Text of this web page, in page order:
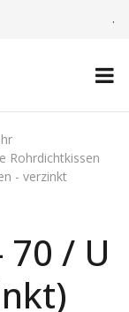
.
Rohrdichtkissen
- verzinkt
70 / U